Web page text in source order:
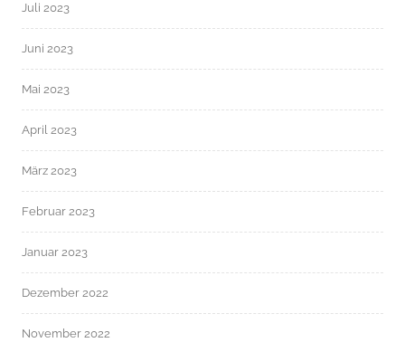
Juli 2023
Juni 2023
Mai 2023
April 2023
März 2023
Februar 2023
Januar 2023
Dezember 2022
November 2022